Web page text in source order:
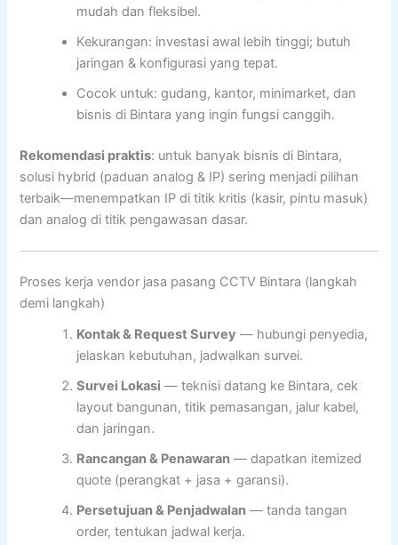
mudah dan fleksibel.
Kekurangan: investasi awal lebih tinggi; butuh
jaringan & konfigurasi yang tepat.
Cocok untuk: gudang, kantor, minimarket, dan
bisnis di Bintara yang ingin fungsi canggih.
Rekomendasi praktis: untuk banyak bisnis di Bintara,
solusi hybrid (paduan analog & IP) sering menjadi pilihan
terbaik—menempatkan IP di titik kritis (kasir, pintu masuk)
dan analog di titik pengawasan dasar.
Proses kerja vendor jasa pasang CCTV Bintara (langkah
demi langkah)
Kontak & Request Survey — hubungi penyedia,
jelaskan kebutuhan, jadwalkan survei.
Survei Lokasi — teknisi datang ke Bintara, cek
layout bangunan, titik pemasangan, jalur kabel,
dan jaringan.
Rancangan & Penawaran — dapatkan itemized
quote (perangkat + jasa + garansi).
Persetujuan & Penjadwalan — tanda tangan
order, tentukan jadwal kerja.